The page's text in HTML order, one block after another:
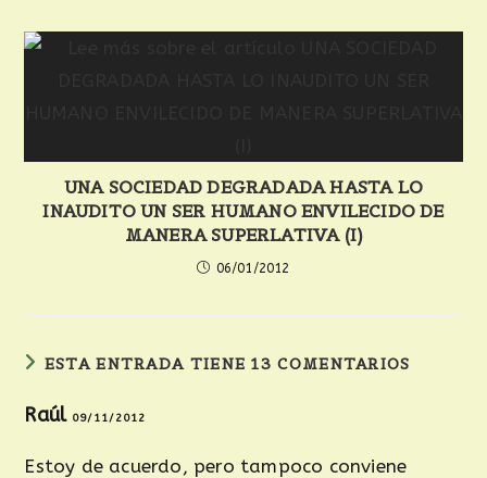
UNA SOCIEDAD DEGRADADA HASTA LO
INAUDITO UN SER HUMANO ENVILECIDO DE
MANERA SUPERLATIVA (I)
06/01/2012
ESTA ENTRADA TIENE 13 COMENTARIOS
Raúl 09/11/2012
Estoy de acuerdo, pero tampoco conviene